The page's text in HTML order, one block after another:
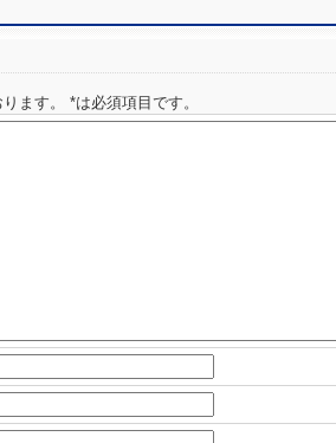
ます。 *は必須項目です。